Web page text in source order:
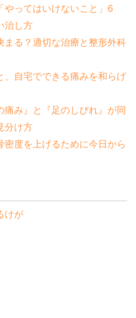
やってはいけないこと」6
治し方
る？適切な治療と整形外科
、自宅でできる痛みを和らげ
痛み』と『足のしびれ』が同
分け方
度を上げるために今日から
けが